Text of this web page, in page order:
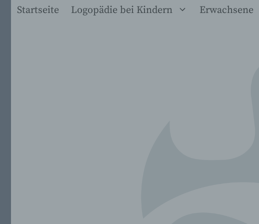
Zum
InhaltStartseite Logopädie bei Kindern Erwachsene